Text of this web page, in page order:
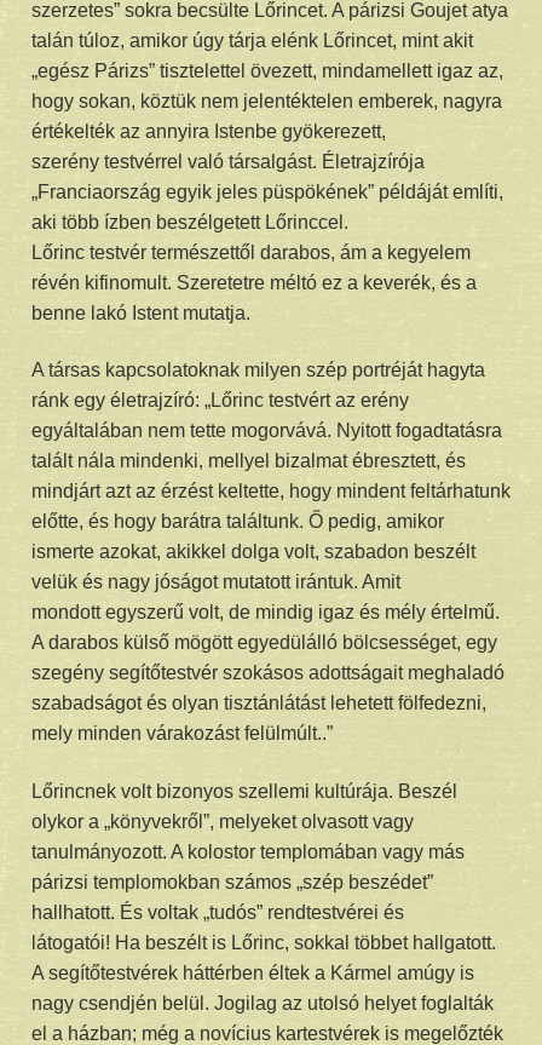
szerzetes” sokra becsülte Lőrincet. A párizsi Goujet atya
talán túloz, amikor úgy tárja elénk Lőrincet, mint akit
„egész Párizs” tisztelettel övezett, mindamellett igaz az,
hogy sokan, köztük nem jelentéktelen emberek, nagyra
értékelték az annyira Istenbe gyökerezett,
szerény testvérrel való társalgást. Életrajzírója
„Franciaország egyik jeles püspökének” példáját említi,
aki több ízben beszélgetett Lőrinccel.
Lőrinc testvér természettől darabos, ám a kegyelem
révén kifinomult. Szeretetre méltó ez a keverék, és a
benne lakó Istent mutatja.
A társas kapcsolatoknak milyen szép portréját hagyta
ránk egy életrajzíró: „Lőrinc testvért az erény
egyáltalában nem tette mogorvává. Nyitott fogadtatásra
talált nála mindenki, mellyel bizalmat ébresztett, és
mindjárt azt az érzést keltette, hogy mindent feltárhatunk
előtte, és hogy barátra találtunk. Ő pedig, amikor
ismerte azokat, akikkel dolga volt, szabadon beszélt
velük és nagy jóságot mutatott irántuk. Amit
mondott egyszerű volt, de mindig igaz és mély értelmű.
A darabos külső mögött egyedülálló bölcsességet, egy
szegény segítőtestvér szokásos adottságait meghaladó
szabadságot és olyan tisztánlátást lehetett fölfedezni,
mely minden várakozást felülmúlt..”
Lőrincnek volt bizonyos szellemi kultúrája. Beszél
olykor a „könyvekről”, melyeket olvasott vagy
tanulmányozott. A kolostor templomában vagy más
párizsi templomokban számos „szép beszédet”
hallhatott. És voltak „tudós” rendtestvérei és
látogatói! Ha beszélt is Lőrinc, sokkal többet hallgatott.
A segítőtestvérek háttérben éltek a Kármel amúgy is
nagy csendjén belül. Jogilag az utolsó helyet foglalták
el a házban; még a novícius kartestvérek is megelőzték